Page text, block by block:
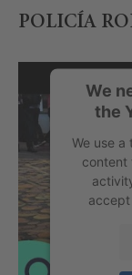
POLICÍA
We
the
We use
content